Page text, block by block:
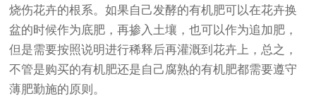
烧伤花卉的根系。如果自己发酵的有机肥可以在花卉换
盆的时候作为底肥，再掺入土壤，也可以作为追加肥，
但是需要按照说明进行稀释后再灌溉到花卉上，总之，
不管是购买的有机肥还是自己腐熟的有机肥都需要遵守
薄肥勤施的原则。